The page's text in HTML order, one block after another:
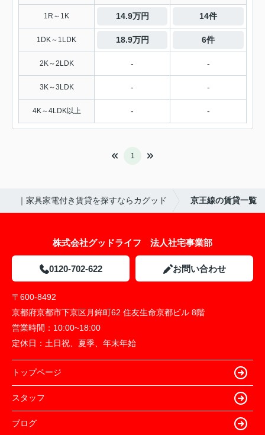
1R～1K 14.9万円 14件
1DK～1LDK 18.9万円 6件
2K～2LDK - -
3K～3LDK - -
4K～4LDK以上 - -
1
｜家具家電付き賃貸を探すならカグッド 京王線の賃貸一覧
株式会社グッドライフ 法人社宅事業部
0120-702-622 お問い合わせ
〒600-8492
京都府京都市下京区月鉾町62 住友生命京都ビル 8階
営業時間： 10:00~18:00
定休日： 土日祝、夏季、年末年始
トップページ
スタッフ
ブログ